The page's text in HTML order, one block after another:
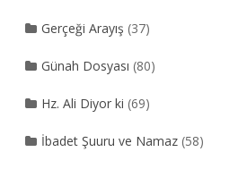
Gerçeği Arayış (37)
Günah Dosyası (80)
Hz. Ali Diyor ki (69)
İbadet Şuuru ve Namaz(58)